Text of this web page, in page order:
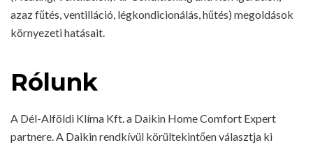
azaz fűtés, ventilláció, légkondicionálás, hűtés) megoldások
környezeti hatásait.
Rólunk
A Dél-Alföldi Klíma Kft. a Daikin Home Comfort Expert
partnere. A Daikin rendkívül körültekintően választja ki